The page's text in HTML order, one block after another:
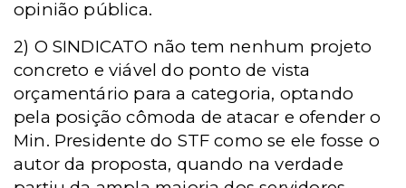
opinião pública.
2) O SINDICATO não tem nenhum projeto
concreto e viável do ponto de vista
orçamentário para a categoria, optando
pela posição cômoda de atacar e ofender o
Min. Presidente do STF como se ele fosse o
autor da proposta, quando na verdade